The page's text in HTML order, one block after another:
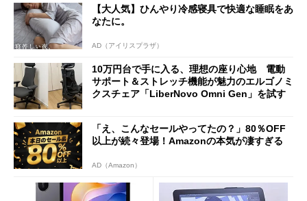
【大人気】ひんやり冷感寝具で快適な睡眠をあ
なたに。
AD（アイリスプラザ）
10万円台で手に入る、理想の座り心地 電動
サポート＆ストレッチ機能が魅力のエルゴノミ
クスチェア「LiberNovo Omni Gen」を試す
「え、こんなセールやってたの？」80％OFF
以上が続々登場！Amazonの本気が凄すぎる
AD（Amazon）